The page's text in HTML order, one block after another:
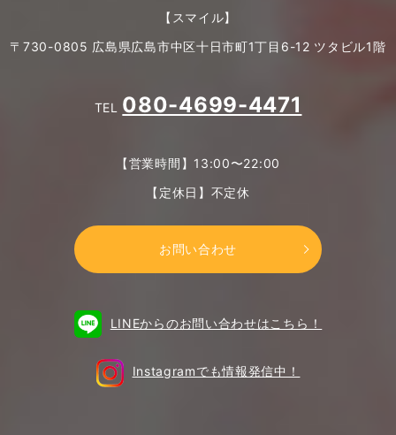
【スマイル】
〒730-0805 広島県広島市中区十日市町1丁目6-12 ツタビル1階
TEL 080-4699-4471
【営業時間】13:00〜22:00
【定休日】不定休
お問い合わせ
LINEからのお問い合わせはこちら！
Instagramでも情報発信中！